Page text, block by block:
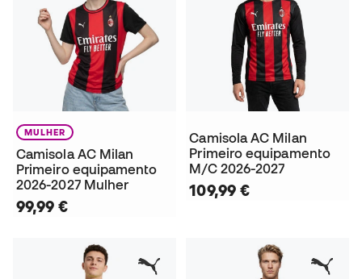
MULHER
Camisola AC Milan
Primeiro equipamento
2026-2027 Mulher
99,99 €
Camisola AC Milan
Primeiro equipamento
M/C 2026-2027
109,99 €